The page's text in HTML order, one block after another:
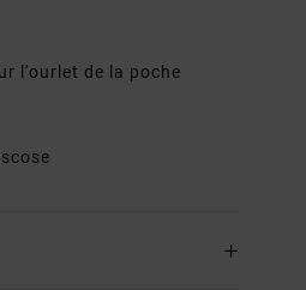
l'ourlet de la poche